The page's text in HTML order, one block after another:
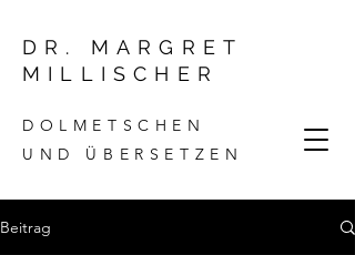
DR. MARGRET
MILLISCHER
DOLMETSCHEN
UND ÜBERSETZEN
Beitrag